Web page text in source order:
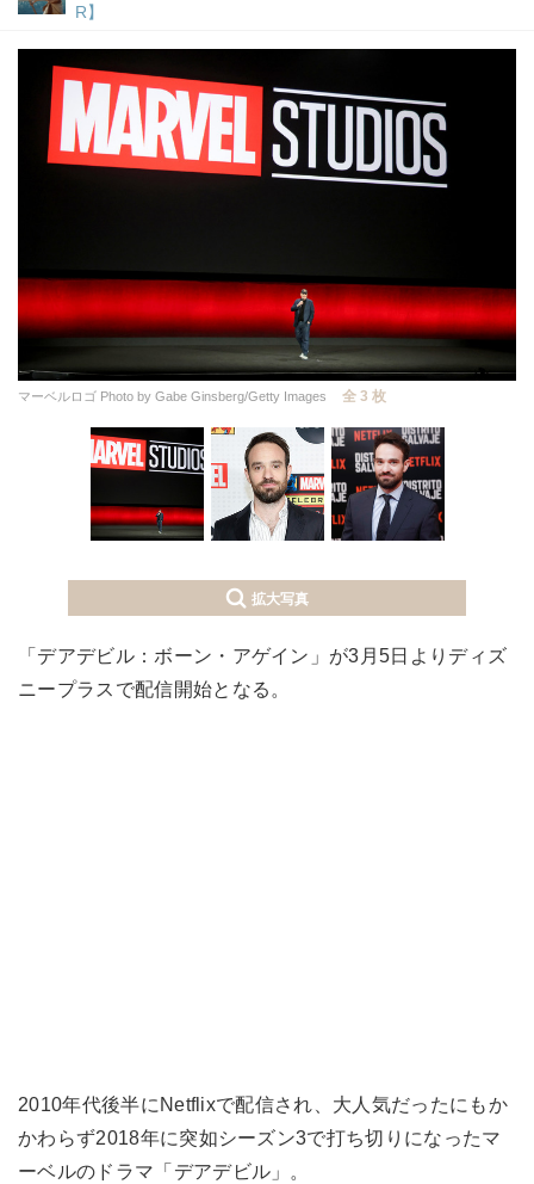
R】
マーベルロゴ Photo by Gabe Ginsberg/Getty Images 全 3 枚
拡大写真
「デアデビル：ボーン・アゲイン」が3月5日よりディズ
ニープラスで配信開始となる。
2010年代後半にNetflixで配信され、大人気だったにもか
かわらず2018年に突如シーズン3で打ち切りになったマ
ーベルのドラマ「デアデビル」。